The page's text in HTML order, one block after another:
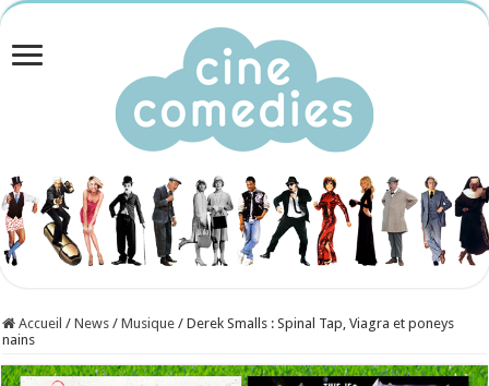
Accueil / News / Musique / Derek Smalls : Spinal Tap, Viagra et poneys
nains